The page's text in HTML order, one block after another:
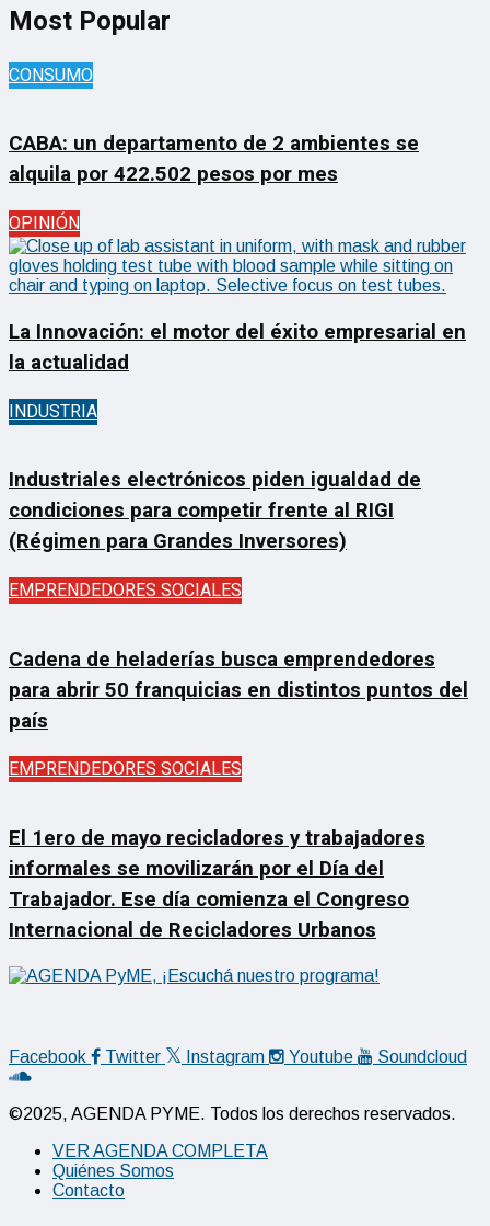
Most Popular
CONSUMO
CABA: un departamento de 2 ambientes se
alquila por 422.502 pesos por mes
OPINIÓN
La Innovación: el motor del éxito empresarial en
la actualidad
INDUSTRIA
Industriales electrónicos piden igualdad de
condiciones para competir frente al RIGI
(Régimen para Grandes Inversores)
EMPRENDEDORES SOCIALES
Cadena de heladerías busca emprendedores
para abrir 50 franquicias en distintos puntos del
país
EMPRENDEDORES SOCIALES
El 1ero de mayo recicladores y trabajadores
informales se movilizarán por el Día del
Trabajador. Ese día comienza el Congreso
Internacional de Recicladores Urbanos
Facebook Twitter Instagram Youtube Soundcloud
©2025, AGENDA PYME. Todos los derechos reservados.
VER AGENDA COMPLETA
Quiénes Somos
Contacto